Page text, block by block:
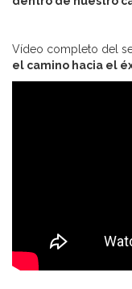
Vídeo completo del
el camino hacia el